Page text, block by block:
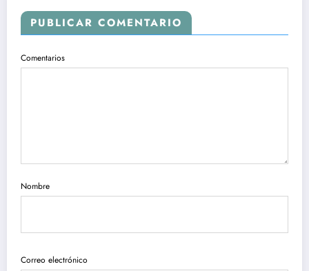
PUBLICAR COMENTARIO
Comentarios
Nombre
Correo electrónico